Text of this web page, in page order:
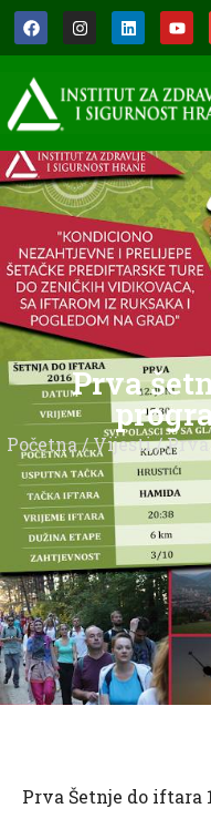
Prva
Početna/Vijesti/ Prva
Prva Šetnje do iftara